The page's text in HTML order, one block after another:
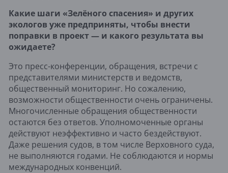
Какие шаги «Зелёного спасения» и других
экологов уже предприняты, чтобы внести
поправки в проект — и какого результата вы
ожидаете?
Это пресс-конференции, обращения, встречи с
представителями министерств и ведомств,
общественный мониторинг. Но сожалению,
возможности общественности очень ограничены.
Многочисленные обращения общественности
остаются без ответов. Уполномоченные органы
действуют неэффективно и часто бездействуют.
Даже решения судов, в том числе Верховного суда,
не выполняются годами. Не соблюдаются и нормы
международных конвенций.